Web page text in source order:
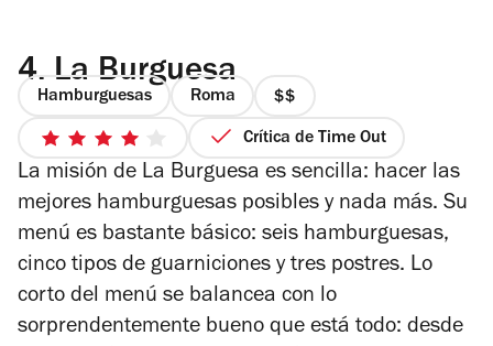
4. La Burguesa
Hamburguesas Roma
precio
2
4
de
5
estrellas
Crítica de Time Out
La misión de La Burguesa es sencilla: hacer las
mejores hamburguesas posibles y nada más. Su
menú es bastante básico: seis hamburguesas,
cinco tipos de guarniciones y tres postres. Lo
corto del menú se balancea con lo
sorprendentemente bueno que está todo: desde